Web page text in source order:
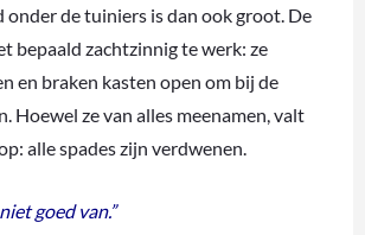
onder de tuiniers is dan ook groot. De
bepaald zachtzinnig te werk: ze
en braken kasten open om bij de
Hoewel ze van alles meenamen, valt
alle spades zijn verdwenen.
goed van.”